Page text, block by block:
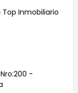
Inmobiliario
Nro:200 -